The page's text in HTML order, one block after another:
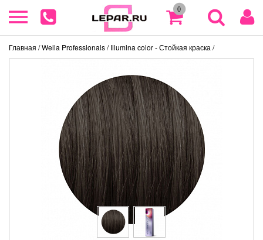
0
Главная / Wella Professionals/ Illumina color - Стойкая краска /